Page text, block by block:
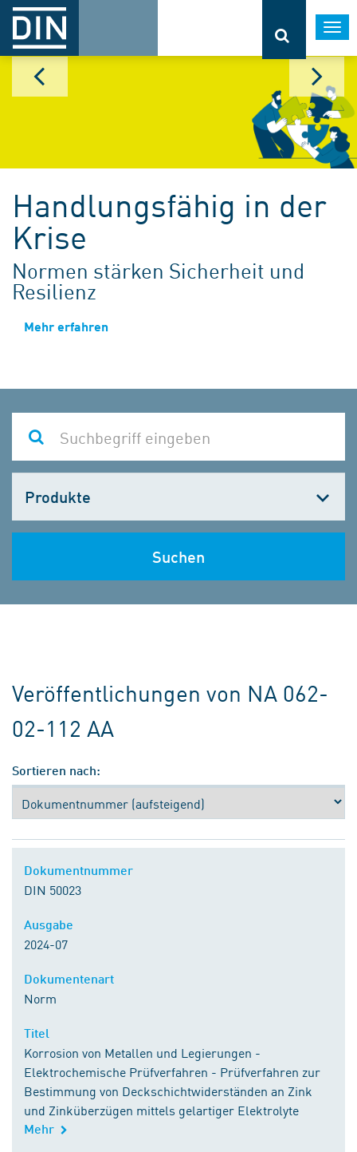
Handlungsfähig in der
Krise
Normen stärken Sicherheit und
Resilienz
Mehr erfahren
wählen
Suchen
Veröffentlichungen von NA 062-
02-112 AA
Sortieren nach:
DIN 50023
2024-07
Norm
Korrosion von Metallen und Legierungen -
Elektrochemische Prüfverfahren - Prüfverfahren zur
Bestimmung von Deckschichtwiderständen an Zink
und Zinküberzügen mittels gelartiger Elektrolyte
Mehr